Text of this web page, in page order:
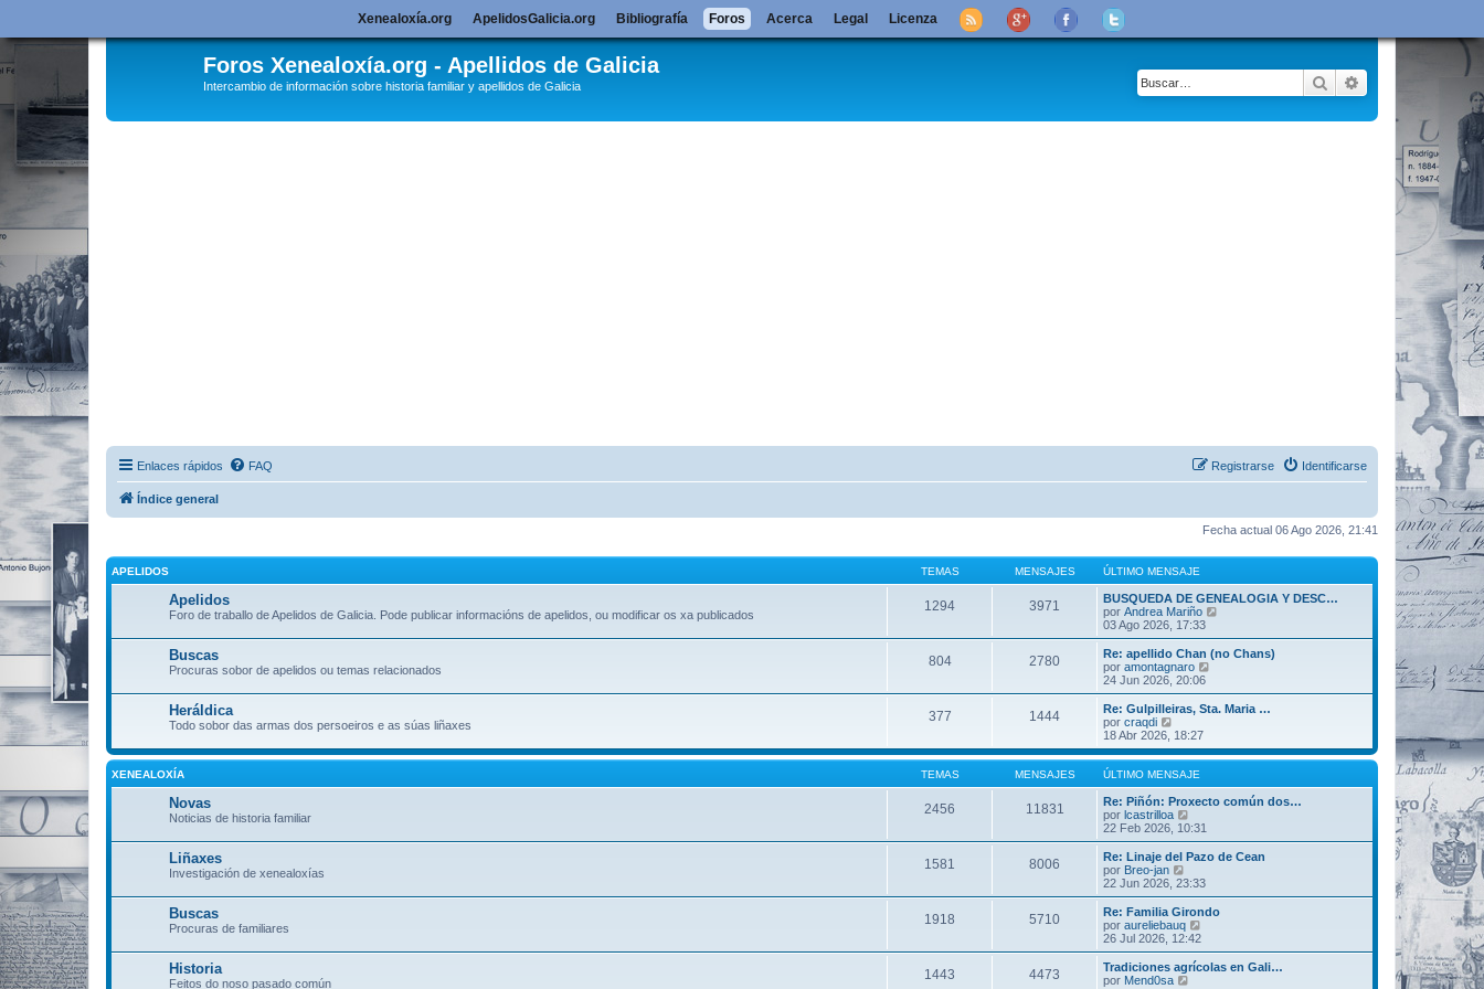
Foros Xenealoxía.org - Apellidos de Galicia
Intercambio de información sobre historia familiar y apellidos de Galicia Buscar Búsqueda
Enlaces rápidos FAQ Identificarse
Registrarse
Índice general
Fecha actual 06 Ago 2026, 21:41
APELIDOS TEMAS MENSAJES ÚLTIMO MENSAJE
Apelidos
Foro de traballo de Apelidos de Galicia. Pode publicar informacións de apelidos, ou modificar os xa publicados
1294 3971
BUSQUEDA DE GENEALOGIA Y DESC…
por Andrea Mariño
r
ú
m
o
n
e
03 Ago 2026, 17:33
Buscas
Procuras sobor de apelidos ou temas relacionados
804 2780
Re: apellido Chan (no Chans)
por amontagnaro
r
ú
m
m
e
e
24 Jun 2026, 20:06
Heráldica
Todo sobor das armas dos persoeiros e as súas liñaxes
377 1444
Re: Gulpilleiras, Sta. Maria …
por craqdi
e
r
ú
l
t
i
m
o
m
e
n
s
j
e
18 Abr 2026, 18:27
XENEALOXÍA TEMAS MENSAJES ÚLTIMO MENSAJE
Novas
Noticias de historia familiar
2456 11831
Re: Piñón: Proxecto común dos…
por lcastrilloa
e
r
ú
t
o
m
e
n
s
22 Feb 2026, 10:31
Liñaxes
Investigación de xenealoxías
1581 8006
Re: Linaje del Pazo de Cean
por Breo-jan
e
r
ú
l
t
m
o
22 Jun 2026, 23:33
Buscas
Procuras de familiares
1918 5710
Re: Familia Girondo
por aureliebauq
r
ú
26 Jul 2026, 12:42
Historia
Feitos do noso pasado común
1443 4473
Tradiciones agrícolas en Gali…
por Mend0sa
Xenealoxía.org ApelidosGalicia.org Bibliografía Foros Acerca Legal Licenza